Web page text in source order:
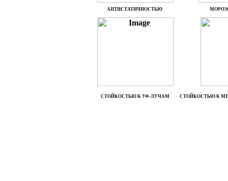
АНТИСТАТИЧНОСТЬЮ
СТОЙКОСТЬЮ К УФ-ЛУЧАМ СТОЙКОСТЬЮ К